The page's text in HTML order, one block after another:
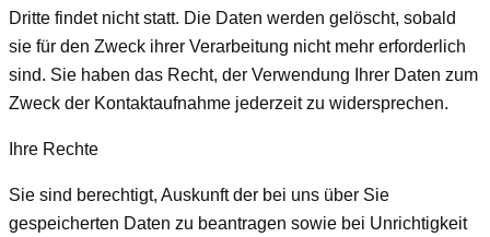
Dritte findet nicht statt. Die Daten werden gelöscht, sobald
sie für den Zweck ihrer Verarbeitung nicht mehr erforderlich
sind. Sie haben das Recht, der Verwendung Ihrer Daten zum
Zweck der Kontaktaufnahme jederzeit zu widersprechen.
Ihre Rechte
Sie sind berechtigt, Auskunft der bei uns über Sie
gespeicherten Daten zu beantragen sowie bei Unrichtigkeit